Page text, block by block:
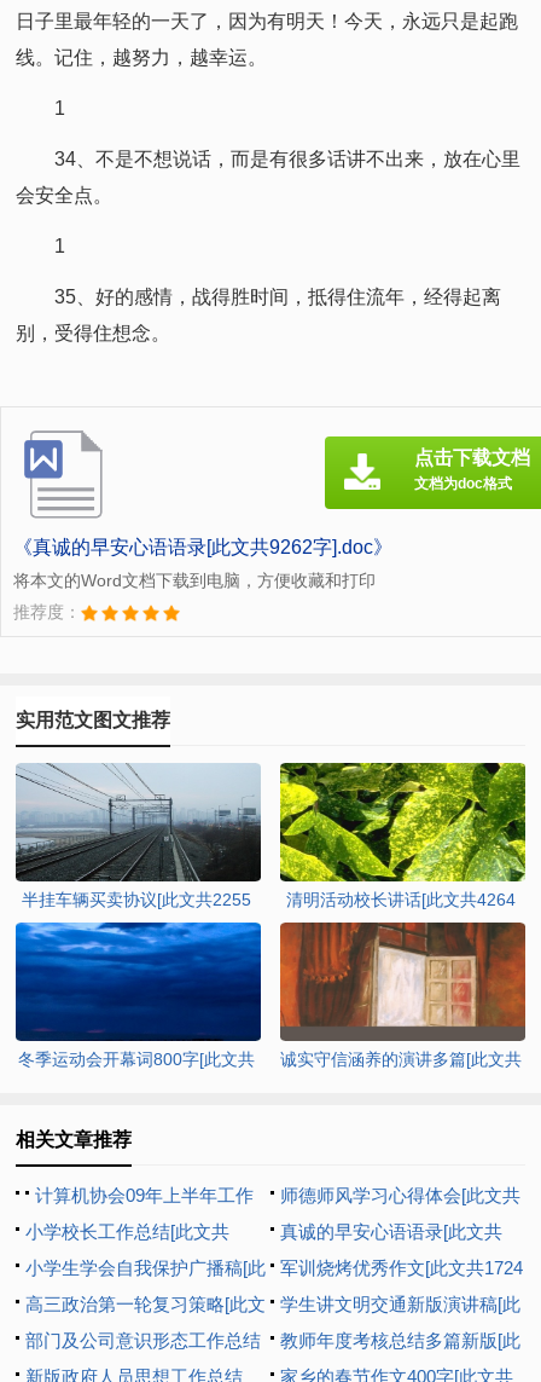
日子里最年轻的一天了，因为有明天！今天，永远只是起跑
线。记住，越努力，越幸运。
1
34、不是不想说话，而是有很多话讲不出来，放在心里
会安全点。
1
35、好的感情，战得胜时间，抵得住流年，经得起离
别，受得住想念。
《真诚的早安心语语录[此文共9262字].doc》
将本文的Word文档下载到电脑，方便收藏和打印
推荐度：
点击下载文档
文档为doc格式
实用范文图文推荐
半挂车辆买卖协议[此文共2255
字]
清明活动校长讲话[此文共4264
字]
冬季运动会开幕词800字[此文共
诚实守信涵养的演讲多篇[此文共
相关文章推荐
计算机协会09年上半年工作
总结暨下半年工作打算[此文共
14861字]
师德师风学习心得体会[此文共
952字]
小学校长工作总结[此文共
13943字]
真诚的早安心语语录[此文共
9262字]
小学生学会自我保护广播稿[此
文共1046字]
军训烧烤优秀作文[此文共1724
字]
高三政治第一轮复习策略[此文
共4138字]
学生讲文明交通新版演讲稿[此
文共3686字]
部门及公司意识形态工作总结
[此文共1216字]
教师年度考核总结多篇新版[此
文共5815字]
新版政府人员思想工作总结_ 家乡的春节作文400字[此文共